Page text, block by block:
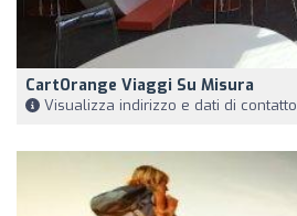
CartOrange Viaggi Su Misura
Visualizza indirizzo e dati di contatto